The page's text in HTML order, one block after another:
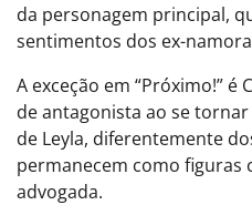
da personagem principal,
sentimentos dos ex-
A exceção em “Próximo!” é
de antagonista ao se
de Leyla, diferentemente
permanecem como figuras
advogada.